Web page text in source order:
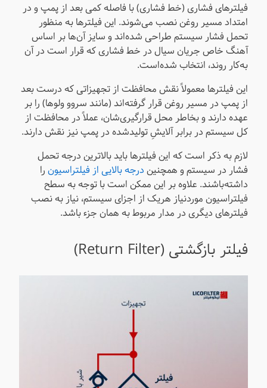
فیلترهای فشاری (خط فشاری) با فاصله کمی بعد از پمپ و در
امتداد مسیر روغن نصب می‌شوند. این فیلترها به منظور
تحمل فشار سیستم طراحی شده‌اند و سایز آن‌ها بر اساس
آهنگ خاص جریان سیال در خط فشاری که قرار است در آن
به‌کار روند، انتخاب شده‌است.
این فیلترها معمولاً نقش محافظت از تجهیزاتی که درست بعد
از پمپ در مسیر روغن قرار گرفته‌اند (مانند سروو ولو‌ها) را بر
عهده دارند و بخاطر محل قرارگیری‌شان، عملاً در محافظت از
کل سیستم در برابر آلایشِ تولیدشده در پمپ نیز نقش دارند.
لازم به ذکر است که این فیلترها باید بالاترین درجه تحمل
فشار در سیستم و همچنین درجه بالایی از فیلتراسیون را
داشته‌باشند. علاوه بر این ممکن است با توجه به سطح
فیلتراسیون موردنیاز هریک از اجزای سیستم، نیاز به نصب
فیلترهای دیگری در مدار مربوط به همان جزء باشد.
فیلتر بازگشتی (Return Filter)